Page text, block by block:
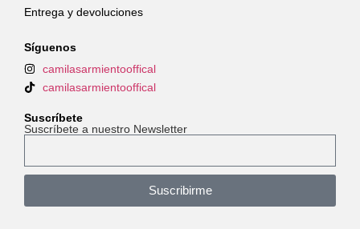
Entrega y devoluciones
Síguenos
camilasarmientooffical
camilasarmientooffical
Suscríbete
Suscríbete a nuestro Newsletter
Suscribirme